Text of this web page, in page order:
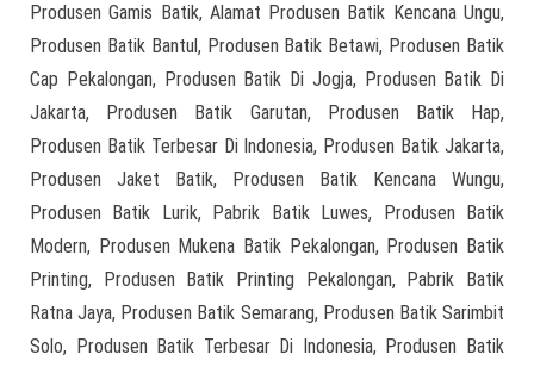
Produsen Gamis Batik, Alamat Produsen Batik Kencana Ungu,
Produsen Batik Bantul, Produsen Batik Betawi, Produsen Batik
Cap Pekalongan, Produsen Batik Di Jogja, Produsen Batik Di
Jakarta, Produsen Batik Garutan, Produsen Batik Hap,
Produsen Batik Terbesar Di Indonesia, Produsen Batik Jakarta,
Produsen Jaket Batik, Produsen Batik Kencana Wungu,
Produsen Batik Lurik, Pabrik Batik Luwes, Produsen Batik
Modern, Produsen Mukena Batik Pekalongan, Produsen Batik
Printing, Produsen Batik Printing Pekalongan, Pabrik Batik
Ratna Jaya, Produsen Batik Semarang, Produsen Batik Sarimbit
Solo, Produsen Batik Terbesar Di Indonesia, Produsen Batik